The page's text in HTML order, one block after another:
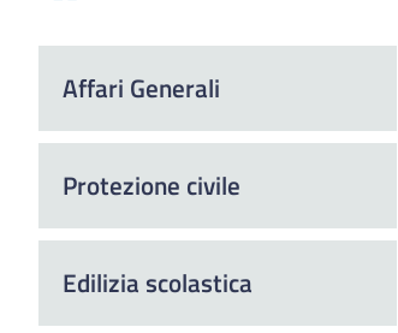
Affari Generali
Protezione civile
Edilizia scolastica